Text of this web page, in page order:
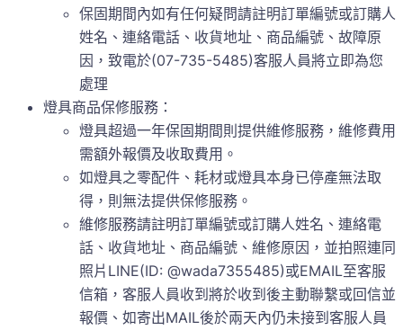
保固期間內如有任何疑問請註明訂單編號或訂購人
姓名、連絡電話、收貨地址、商品編號、故障原
因，致電於(07-735-5485)客服人員將立即為您
處理
燈具商品保修服務：
燈具超過一年保固期間則提供維修服務，維修費用
需額外報價及收取費用。
如燈具之零配件、耗材或燈具本身已停產無法取
得，則無法提供保修服務。
維修服務請註明訂單編號或訂購人姓名、連絡電
話、收貨地址、商品編號、維修原因，並拍照連同
照片LINE(ID: @wada7355485)或EMAIL至客服
信箱，客服人員收到將於收到後主動聯繫或回信並
報價、如寄出MAIL後於兩天內仍未接到客服人員